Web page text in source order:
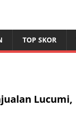
TOP SKOR
Lucumi,